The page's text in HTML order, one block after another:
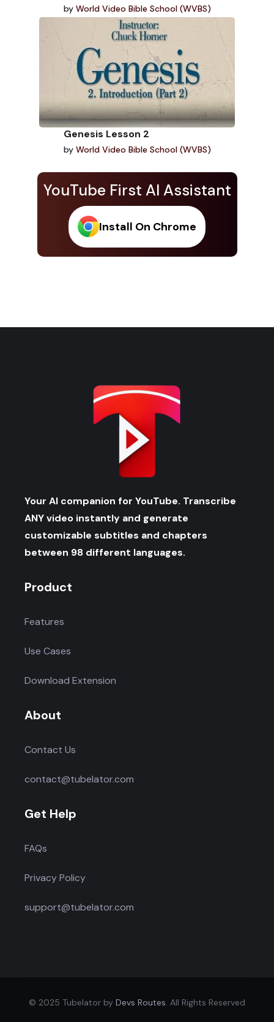
YouTube First AI Assistant
Install On Chrome
by World Video Bible School (WVBS)
Genesis Lesson 2
by World Video Bible School (WVBS)
Your AI companion for YouTube. Transcribe
ANY video instantly and generate
customizable subtitles and chapters
between 98 different languages.
Product
Features
Use Cases
Download Extension
About
Contact Us
contact@tubelator.com
Get Help
FAQs
Privacy Policy
support@tubelator.com
© 2025 Tubelator by Devs Routes . All Rights Reserved